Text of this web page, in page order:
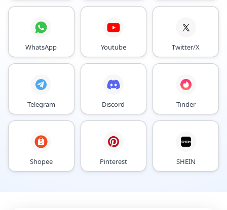
WhatsApp Youtube Twitter/X
Telegram Discord Tinder
Shopee Pinterest SHEIN